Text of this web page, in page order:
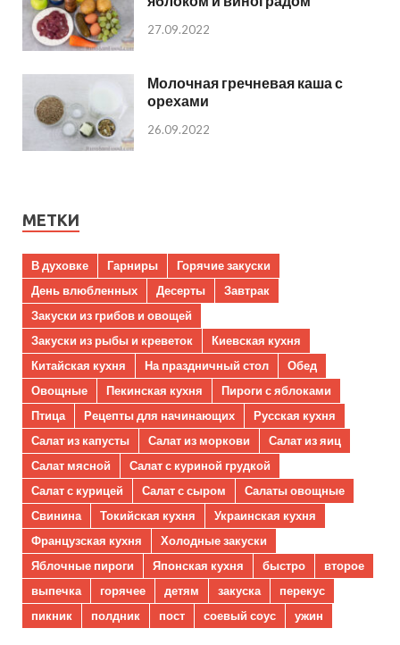
27.09.2022
Молочная гречневая каша с
орехами
26.09.2022
МЕТКИ
В духовке Гарниры
Горячие закуски
День влюбленных
Десерты
Завтрак
Закуски из грибов и овощей
Закуски из рыбы и креветок
Киевская кухня
Китайская кухня
На праздничный стол
Обед
Овощные
Пекинская кухня
Пироги с яблоками
Птица
Рецепты для начинающих
Русская кухня
Салат из капусты
Салат из моркови
Салат из яиц
Салат мясной
Салат с куриной грудкой
Салат с курицей
Салат с сыром
Салаты овощные
Свинина
Токийская кухня
Украинская кухня
Французская кухня
Холодные закуски
Яблочные пироги
Японская кухня быстро
второе
выпечка
горячее детям закуска
перекус
пикник
полдник пост соевый соус ужин